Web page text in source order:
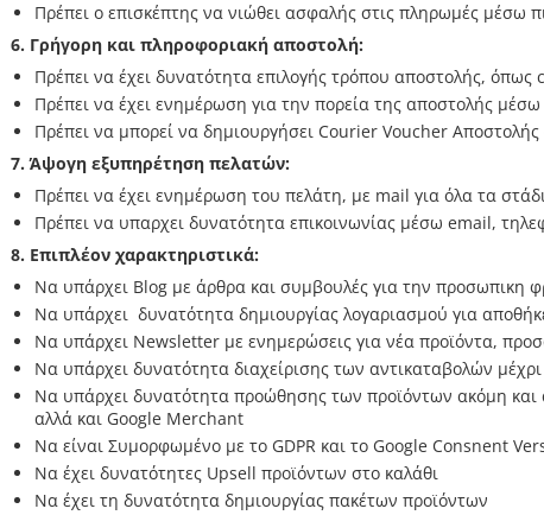
Πρέπει ο επισκέπτης να νιώθει ασφαλής στις πληρωμές μέσω
6. Γρήγορη και πληροφοριακή αποστολή:
Πρέπει να έχει δυνατότητα επιλογής τρόπου αποστολής,
Πρέπει να έχει ενημέρωση για την πορεία της αποστολής
Πρέπει να μπορεί να δημιουργήσει Courier Voucher
7. Άψογη εξυπηρέτηση πελατών:
Πρέπει να έχει ενημέρωση του πελάτη, με mail για όλα τα
Πρέπει να υπαρχει δυνατότητα επικοινωνίας μέσω email,
8. Επιπλέον χαρακτηριστικά:
Να υπάρχει Blog με άρθρα και συμβουλές για την προσωπικη
Να υπάρχει δυνατότητα δημιουργίας λογαριασμού για
Να υπάρχει Newsletter με ενημερώσεις για νέα προϊόντα,
Να υπάρχει δυνατότητα διαχείρισης των αντικαταβολών
Να υπάρχει δυνατότητα προώθησης των προϊόντων ακόμη
αλλά και Google Merchant
Να είναι Συμορφωμένο με το GDPR και το Google Consnent
Να έχει δυνατότητες Upsell προϊόντων στο καλάθι
Να έχει τη δυνατότητα δημιουργίας πακέτων προϊόντων